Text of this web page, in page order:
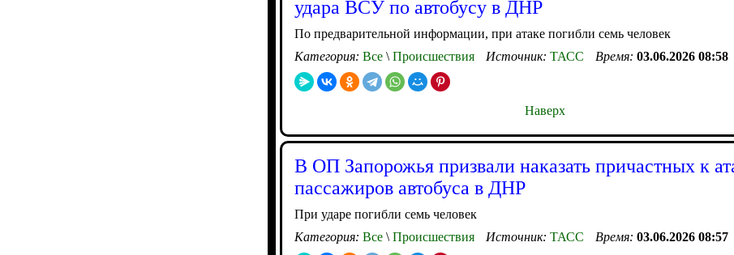
удара ВСУ по автобусу в ДНР
По предварительной информации, при атаке погибли семь человек
Категория: Все \ Происшествия Источник: ТАСС Время: 03.06.2026 08:58
Наверх
В ОП Запорожья призвали наказать причастных к
пассажиров автобуса в ДНР
При ударе погибли семь человек
Категория: Все \ Происшествия Источник: ТАСС Время: 03.06.2026 08:57